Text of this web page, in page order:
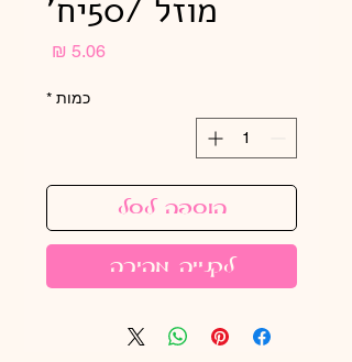
מוזל /50יח'
כמות *
הוספה לסל
לקנייה מהירה